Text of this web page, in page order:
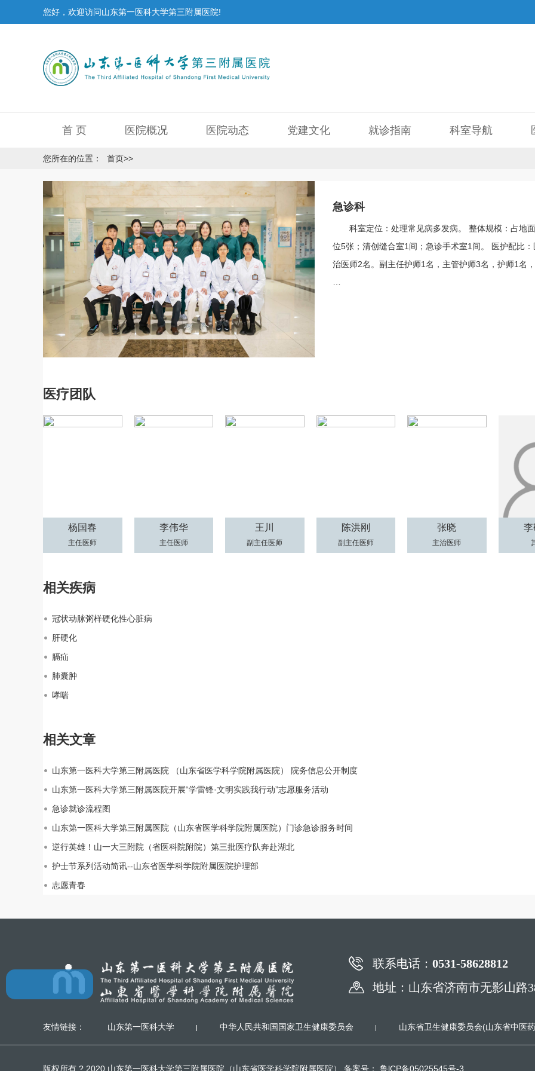
您好，欢迎访问山东第一医科大学第三附属医院!
首 页 医院概况 医院动态 党建文化 就诊指南 科室导航
您所在的位置： 首页>>
急诊科
科室定位：处理常见病多发病。 整体规模：占地
位5张；清创缝合室1间；急诊手术室1间。 医护配比
治医师2名。副主任护师1名，主管护师3名，护师1名
医疗团队
杨国春
主任医师
李伟华
主任医师
王川
副主任医师
陈洪刚
副主任医师
张晓
主治医师
李
相关疾病
冠状动脉粥样硬化性心脏病
肝硬化
膈疝
肺囊肿
哮喘
相关文章
山东第一医科大学第三附属医院 （山东省医学科学院附属医院） 院务信息公开制度
山东第一医科大学第三附属医院开展“学雷锋·文明实践我行动”志愿服务活动
急诊就诊流程图
山东第一医科大学第三附属医院（山东省医学科学院附属医院）门诊急诊服务时间
逆行英雄！山一大三附院（省医科院附院）第三批医疗队奔赴湖北
护士节系列活动简讯--山东省医学科学院附属医院护理部
志愿青春
联系电话： 0531-58628812
地址：山东省济南市无影山路
友情链接： 山东第一医科大学 中华人民共和国国家卫生健康委员会 山东省卫生健康委员会(山东省中医
版权所有 ? 2020 山东第一医科大学第三附属医院（山东省医学科学院附属医院） 备案号： 鲁lCP备05025545号-3